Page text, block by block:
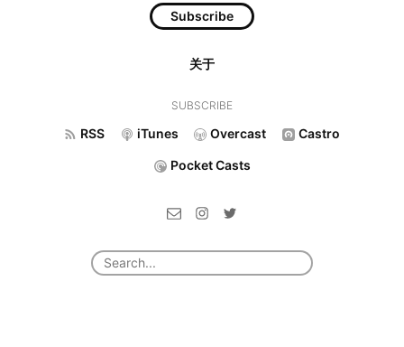
Subscribe
关于
SUBSCRIBE
RSS iTunes Overcast Castro
Pocket Casts